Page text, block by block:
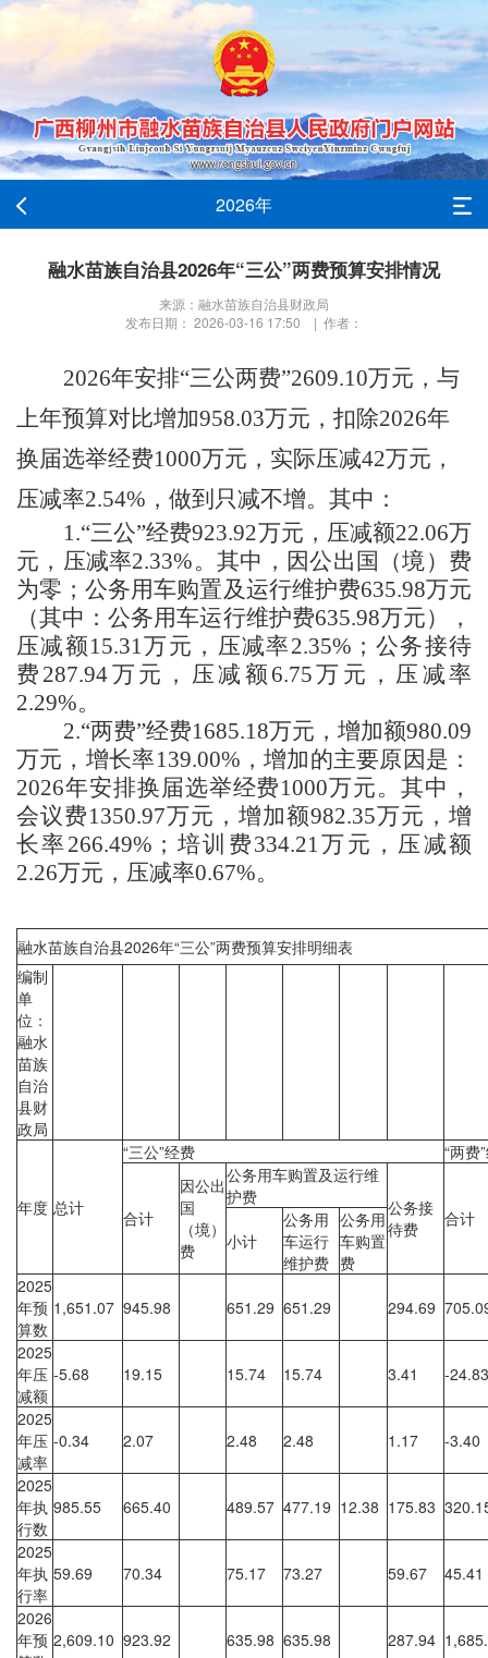
2026年
融水苗族自治县2026年“三公”两费预算安排情况
来源：融水苗族自治县财政局
发布日期： 2026-03-16 17:50 | 作者：
2026年安排“三公两费”2609.10万元，与
上年预算对比增加958.03万元，扣除2026年
换届选举经费1000万元，实际压减42万元，
压减率2.54%，做到只减不增。其中：
1.“三公”经费923.92万元 ， 压减额22.06万
元，压减率2.33%。其中，因公出国（境）费
为零；公务用车购置及运行维护费635.98万元
（其中：公务用车运行维护费635.98万元）
，
压减额15.31万元，压减率2.35%；公务接待
费 287.94万元 ， 压减额 6.75万元，压减率
2.29%。
2.“两费”经费1685.18万元 ，增加额980.09
万元， 增长率139.00% ，增加的主要原因是：
2026年安排换届选举经费1000万元。其中，
会议费1350.97万元 ，增加额982.35万元，增
长率 266.49%；培训费334.21万元 ， 压减额
2.26万元 ， 压减率0.67%。
融水苗族自治县2026年“三公”两费预算安排明细表
编制
单
位：
融水
苗族
自治
县财
政局
年度 总计
“三公”经费 “两费
合计
因公出
国
（境）
费
公务用车购置及运行维
护费
公务接
待费
合计
小计
公务用
车运行
维护费
公务用
车购置
费
2025
年预
算数
1,651.07 945.98 651.29 651.29 294.69
2025
年压
减额
-5.68 19.15 15.74 15.74 3.41 -
2025
年压
减率
-0.34 2.07 2.48 2.48 1.17 -3.40
2025
年执
行数
985.55 665.40 489.57 477.19 12.38 175.83
2025
年执
行率
59.69 70.34 75.17 73.27 59.67
2026
年预 2,609.10 923.92 635.98 635.98 287.94